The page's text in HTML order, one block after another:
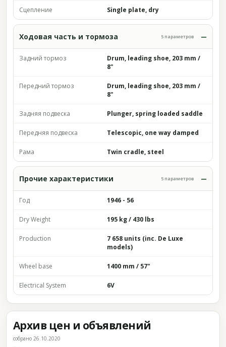
Сцепление Single plate, dry
Ходовая часть и тормоза 5 параметров
Задний тормоз
Drum, leading shoe, 203 mm /
8"
Передний тормоз
Drum, leading shoe, 203 mm /
8"
Задняя подвеска Plunger, spring loaded saddle
Передняя подвеска Telescopic, one way damped
Рама Twin cradle, steel
Прочие характеристики 5 параметров
Год 1946 - 56
Dry Weight 195 kg / 430 lbs
Production
7 658 units (inc. De Luxe
models)
Wheel base 1400 mm / 57"
Electrical System 6V
Архив цен и объявлений
собрано 26.10.2020